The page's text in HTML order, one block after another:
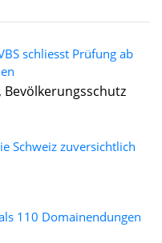
schliesst Prüfung ab
Schweiz zuversichtlich
110 Domainendungen